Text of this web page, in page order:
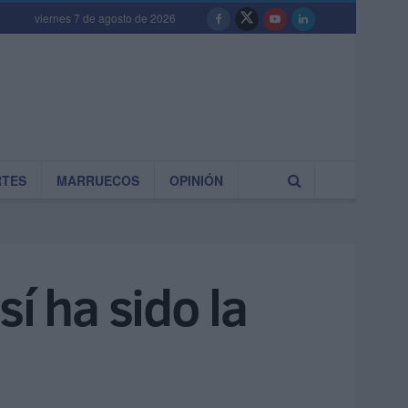
viernes 7 de agosto de 2026
MARRUECOS OPINIÓN
ha sido la